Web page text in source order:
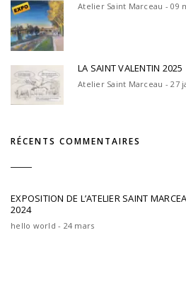
Atelier Saint Marceau - 09
LA SAINT VALENTIN 2025
Atelier Saint Marceau - 27
RÉCENTS COMMENTAIRES
EXPOSITION DE L’ATELIER SAINT
2024
hello world - 24 mars